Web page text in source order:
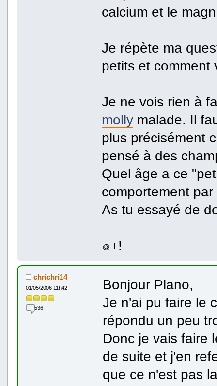
calcium et le
Je répète ma
petits et comment
Je ne vois rien à
mollymalade. Il
plus précisément
pensé à des
Quel âge a ce
comportement
As tu essayé de
+!
chrichri14
01/05/2006 11h42
536
Bonjour Plano,
Je n'ai pu faire le
répondu un peu
Donc je vais faire
de suite et j'en
que ce n'est pas